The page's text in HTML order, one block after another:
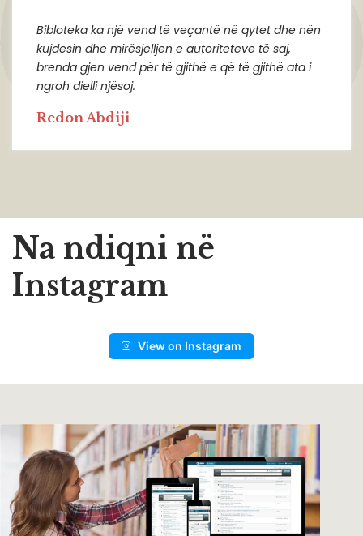
Bibloteka ka një vend të veçantë në qytet dhe nën
kujdesin dhe mirësjelljen e autoriteteve të saj,
brenda gjen vend për të gjithë e që të gjithë ata i
ngroh dielli njësoj.
Redon Abdiji
Na ndiqni në
Instagram
View on Instagram